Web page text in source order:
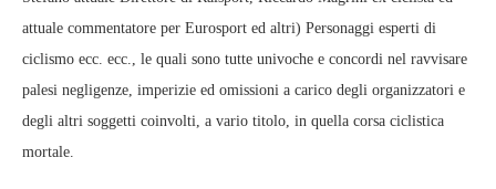
attuale commentatore per Eurosport ed altri) Personaggi esperti di
ciclismo ecc. ecc., le quali sono tutte univoche e concordi nel ravvisare
palesi negligenze, imperizie ed omissioni a carico degli organizzatori e
degli altri soggetti coinvolti, a vario titolo, in quella corsa ciclistica
mortale.